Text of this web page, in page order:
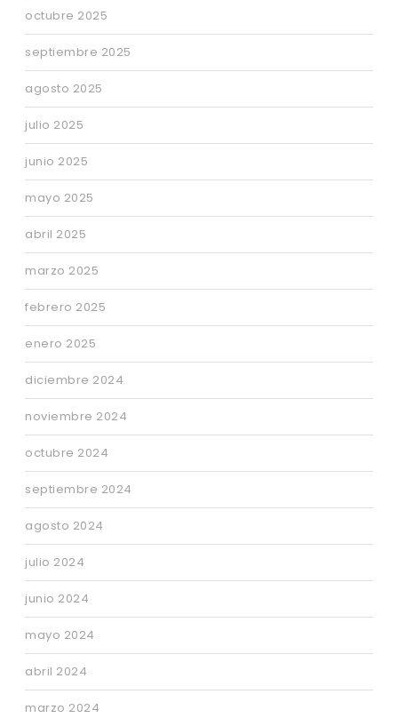
octubre 2025
septiembre 2025
agosto 2025
julio 2025
junio 2025
mayo 2025
abril 2025
marzo 2025
febrero 2025
enero 2025
diciembre 2024
noviembre 2024
octubre 2024
septiembre 2024
agosto 2024
julio 2024
junio 2024
mayo 2024
abril 2024
marzo 2024